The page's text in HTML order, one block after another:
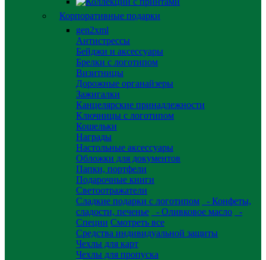
Корпоративные подарки
gen2xml
Антистрессы
Бейджи и аксессуары
Брелки с логотипом
Визитницы
Дорожные органайзеры
Зажигалки
Канцелярские принадлежности
Ключницы с логотипом
Кошельки
Награды
Настольные аксессуары
Обложки для документов
Папки, портфели
Подарочные книги
Светоотражатели
Сладкие подарки с логотипом
- Конфеты,
сладости, печенье
- Оливковое масло
-
Специи Смотреть все
Средства индивидуальной защиты
Чехлы для карт
Чехлы для пропуска